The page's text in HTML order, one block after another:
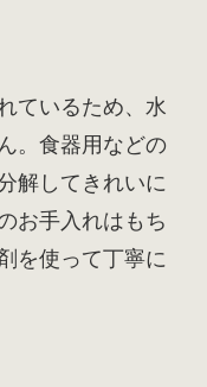
ているため、水
。食器用などの
解してきれいに
お手入れはもち
を使って丁寧に